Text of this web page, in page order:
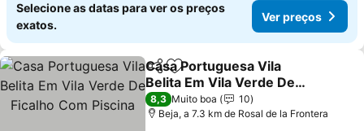
Selecione as datas para ver os preços
exatos.
Ver preços
PartilharAdicionar aos favoritos
Casa Portuguesa Vila
Belita Em Vila Verde De
Ficalho Com Piscina
8,3 Muito boa
10
Beja, a 7.3 km de Rosal de la Frontera